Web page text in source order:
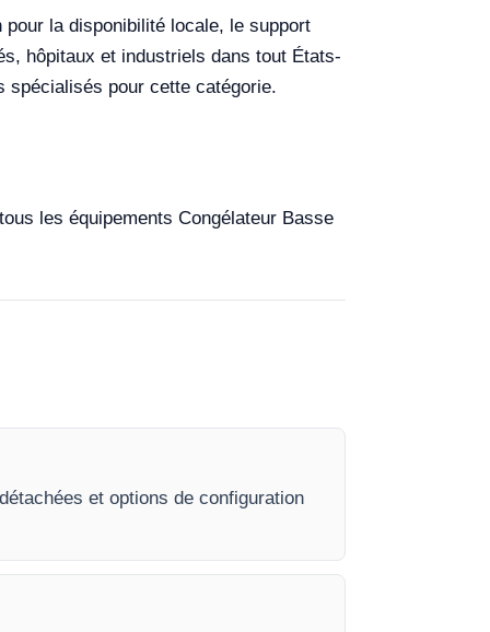
la disponibilité locale, le support
hôpitaux et industriels dans tout États-
spécialisés pour cette catégorie.
les équipements Congélateur Basse
et options de configuration